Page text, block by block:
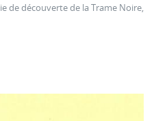
de découverte de la Trame Noire,